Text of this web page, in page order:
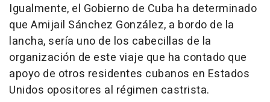
Igualmente, el Gobierno de Cuba ha determinado
que Amijail Sánchez González, a bordo de la
lancha, sería uno de los cabecillas de la
organización de este viaje que ha contado que
apoyo de otros residentes cubanos en Estados
Unidos opositores al régimen castrista.